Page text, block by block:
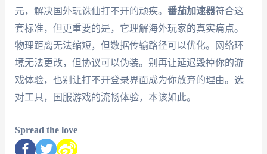
元，解决国外玩诛仙打不开的顽疾。 番茄加速器符合这
套标准，但更重要的是，它理解海外玩家的真实痛点。
物理距离无法缩短，但数据传输路径可以优化。网络环
境无法更改，但协议可以伪装。别再让延迟毁掉你的游
戏体验，也别让打不开登录界面成为你放弃的理由。选
对工具，国服游戏的流畅体验，本该如此。
Spread the love